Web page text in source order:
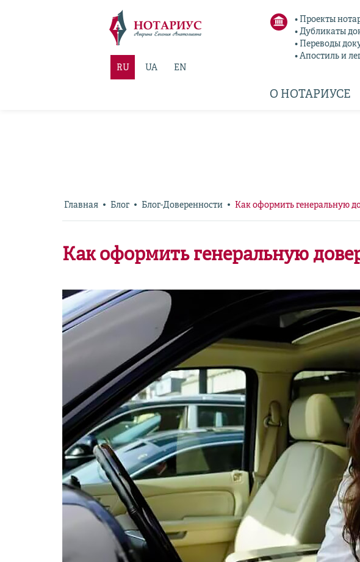
RU UA EN
• Проекты
• Дубликаты
• Переводы
• Апостиль и
О НОТАРИУСЕ
Главная Блог Блог-Доверенности Как оформить генеральную
Как оформить генеральную